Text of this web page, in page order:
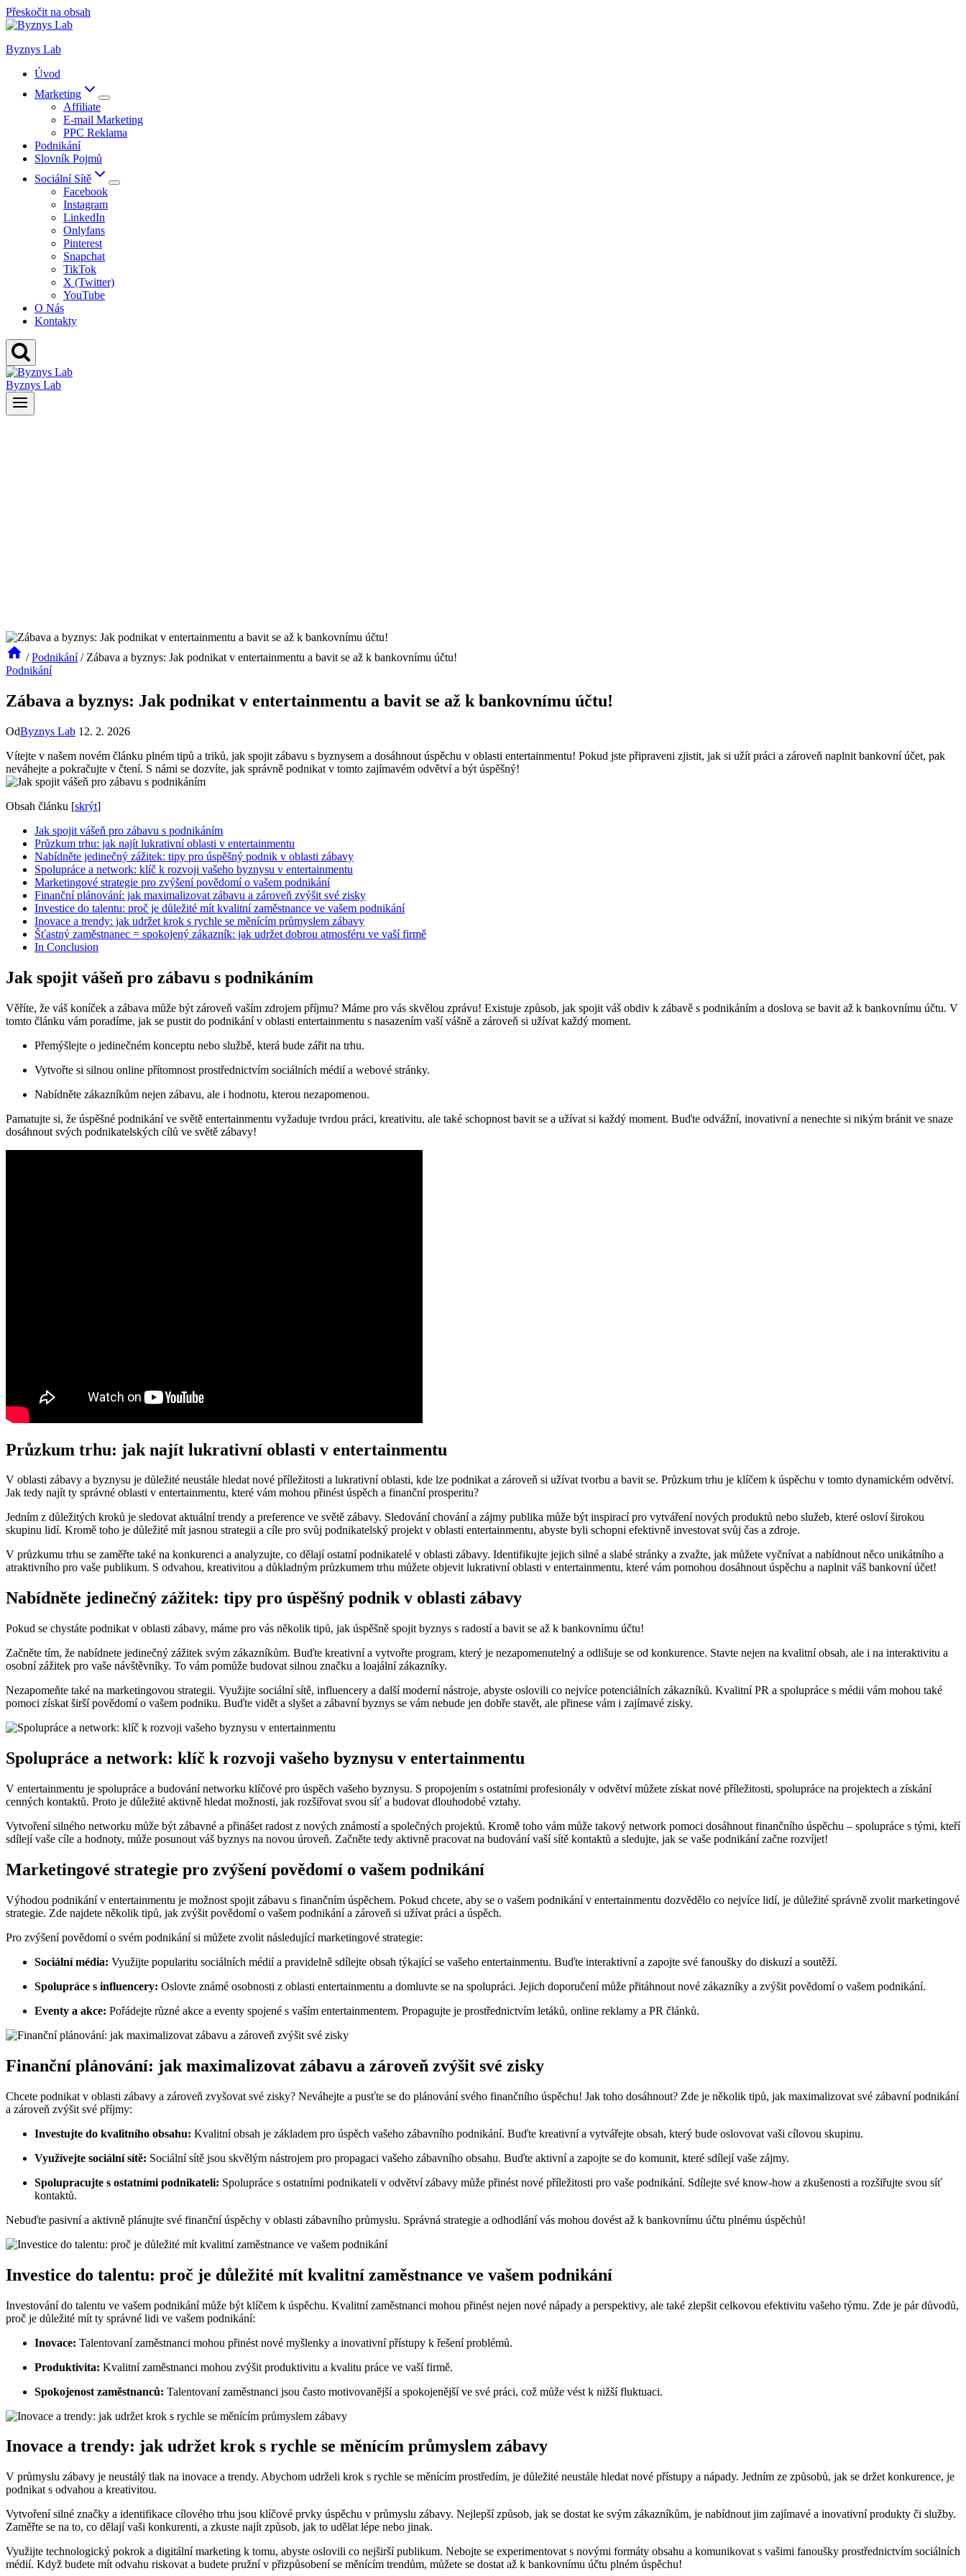
Přeskočit na obsah
Byznys Lab
Úvod
Marketing
Affiliate
E-mail Marketing
PPC Reklama
Podnikání
Slovník Pojmů
Sociální Sítě
Facebook
Instagram
LinkedIn
Onlyfans
Pinterest
Snapchat
TikTok
X (Twitter)
YouTube
O Nás
Kontakty
Byznys Lab
/ Podnikání / Zábava a byznys: Jak podnikat v entertainmentu a bavit se až k bankovnímu účtu!
Podnikání
Zábava a byznys: Jak podnikat v entertainmentu a bavit se až k bankovnímu účtu!
OdByznys Lab 12. 2. 2026
Vítejte v našem novém článku plném tipů a triků, jak spojit zábavu s byznysem a dosáhnout úspěchu v oblasti entertainmentu! Pokud jste připraveni zjistit, jak si užít práci a zároveň naplnit bankovní účet, pak
neváhejte a pokračujte v čtení. S námi se dozvíte, jak správně podnikat v tomto zajímavém odvětví a být úspěšný!
Obsah článku [skrýt]
Jak spojit vášeň pro zábavu s podnikáním
Průzkum trhu: jak najít lukrativní oblasti v entertainmentu
Nabídněte jedinečný zážitek: tipy pro úspěšný podnik v oblasti zábavy
Spolupráce a network: klíč k rozvoji vašeho byznysu v entertainmentu
Marketingové strategie pro zvýšení povědomí o vašem podnikání
Finanční plánování: jak maximalizovat zábavu a zároveň zvýšit své zisky
Investice do talentu: proč je důležité mít kvalitní zaměstnance ve vašem podnikání
Inovace a trendy: jak udržet krok s rychle se měnícím průmyslem zábavy
Šťastný zaměstnanec = spokojený zákazník: jak udržet dobrou atmosféru ve vaší firmě
In Conclusion
Jak spojit vášeň pro zábavu s podnikáním
Věříte, že váš koníček a zábava může být zároveň vaším zdrojem příjmu? Máme pro vás skvělou zprávu! Existuje způsob, jak spojit váš obdiv k zábavě s podnikáním a doslova se bavit až k bankovnímu účtu. V
tomto článku vám poradíme, jak se pustit do podnikání v oblasti entertainmentu s nasazením vaší vášně a zároveň si užívat každý moment.
Přemýšlejte o jedinečném konceptu nebo službě, která bude zářit na trhu.
Vytvořte si silnou online přítomnost prostřednictvím sociálních médií a webové stránky.
Nabídněte zákazníkům nejen zábavu, ale i hodnotu, kterou nezapomenou.
Pamatujte si, že úspěšné podnikání ve světě entertainmentu vyžaduje tvrdou práci, kreativitu, ale také schopnost bavit se a užívat si každý moment. Buďte odvážní, inovativní a nenechte si nikým bránit ve snaze
dosáhnout svých podnikatelských cílů ve světě zábavy!
Průzkum trhu: jak najít lukrativní oblasti v entertainmentu
V oblasti zábavy a byznysu je důležité neustále hledat nové příležitosti a lukrativní oblasti, kde lze podnikat a zároveň si užívat tvorbu a bavit se. Průzkum trhu je klíčem k úspěchu v tomto dynamickém odvětví.
Jak tedy najít ty správné oblasti v entertainmentu, které vám mohou přinést úspěch a finanční prosperitu?
Jedním z důležitých kroků je sledovat aktuální trendy a preference ve světě zábavy. Sledování chování a zájmy publika může být inspirací pro vytváření nových produktů nebo služeb, které osloví širokou
skupinu lidí. Kromě toho je důležité mít jasnou strategii a cíle pro svůj podnikatelský projekt v oblasti entertainmentu, abyste byli schopni efektivně investovat svůj čas a zdroje.
V průzkumu trhu se zaměřte také na konkurenci a analyzujte, co dělají ostatní podnikatelé v oblasti zábavy. Identifikujte jejich silné a slabé stránky a zvažte, jak můžete vyčnívat a nabídnout něco unikátního a
atraktivního pro vaše publikum. S odvahou, kreativitou a důkladným průzkumem trhu můžete objevit lukrativní oblasti v entertainmentu, které vám pomohou dosáhnout úspěchu a naplnit váš bankovní účet!
Nabídněte jedinečný zážitek: tipy pro úspěšný podnik v oblasti zábavy
Pokud se chystáte podnikat v oblasti zábavy, máme pro vás několik tipů, jak úspěšně spojit byznys s radostí a bavit se až k bankovnímu účtu!
Začněte tím, že nabídnete jedinečný zážitek svým zákazníkům. Buďte kreativní a vytvořte program, který je nezapomenutelný a odlišuje se od konkurence. Stavte nejen na kvalitní obsah, ale i na interaktivitu a
osobní zážitek pro vaše návštěvníky. To vám pomůže budovat silnou značku a loajální zákazníky.
Nezapomeňte také na marketingovou strategii. Využijte sociální sítě, influencery a další moderní nástroje, abyste oslovili co nejvíce potenciálních zákazníků. Kvalitní PR a spolupráce s médii vám mohou také
pomoci získat širší povědomí o vašem podniku. Buďte vidět a slyšet a zábavní byznys se vám nebude jen dobře stavět, ale přinese vám i zajímavé zisky.
Spolupráce a network: klíč k rozvoji vašeho byznysu v entertainmentu
V entertainmentu je spolupráce a budování networku klíčové pro úspěch vašeho byznysu. S propojením s ostatními profesionály v odvětví můžete získat nové příležitosti, spolupráce na projektech a získání
cenných kontaktů. Proto je důležité aktivně hledat možnosti, jak rozšiřovat svou síť a budovat dlouhodobé vztahy.
Vytvoření silného networku může být zábavné a přinášet radost z nových známostí a společných projektů. Kromě toho vám může takový network pomoci dosáhnout finančního úspěchu – spolupráce s tými, kteří
sdílejí vaše cíle a hodnoty, může posunout váš byznys na novou úroveň. Začněte tedy aktivně pracovat na budování vaší sítě kontaktů a sledujte, jak se vaše podnikání začne rozvíjet!
Marketingové strategie pro zvýšení povědomí o vašem podnikání
Výhodou podnikání v entertainmentu je možnost spojit zábavu s finančním úspěchem. Pokud chcete, aby se o vašem podnikání v entertainmentu dozvědělo co nejvíce lidí, je důležité správně zvolit marketingové
strategie. Zde najdete několik tipů, jak zvýšit povědomí o vašem podnikání a zároveň si užívat práci a úspěch.
Pro zvýšení povědomí o svém podnikání si můžete zvolit následující marketingové strategie:
Sociální média: Využijte popularitu sociálních médií a pravidelně sdílejte obsah týkající se vašeho entertainmentu. Buďte interaktivní a zapojte své fanoušky do diskuzí a soutěží.
Spolupráce s influencery: Oslovte známé osobnosti z oblasti entertainmentu a domluvte se na spolupráci. Jejich doporučení může přitáhnout nové zákazníky a zvýšit povědomí o vašem podnikání.
Eventy a akce: Pořádejte různé akce a eventy spojené s vaším entertainmentem. Propagujte je prostřednictvím letáků, online reklamy a PR článků.
Finanční plánování: jak maximalizovat zábavu a zároveň zvýšit své zisky
Chcete podnikat v oblasti zábavy a zároveň zvyšovat své zisky? Neváhejte a pusťte se do plánování svého finančního úspěchu! Jak toho dosáhnout? Zde je několik tipů, jak maximalizovat své zábavní podnikání
a zároveň zvýšit své příjmy:
Investujte do kvalitního obsahu: Kvalitní obsah je základem pro úspěch vašeho zábavního podnikání. Buďte kreativní a vytvářejte obsah, který bude oslovovat vaši cílovou skupinu.
Využívejte sociální sítě: Sociální sítě jsou skvělým nástrojem pro propagaci vašeho zábavního obsahu. Buďte aktivní a zapojte se do komunit, které sdílejí vaše zájmy.
Spolupracujte s ostatními podnikateli: Spolupráce s ostatními podnikateli v odvětví zábavy může přinést nové příležitosti pro vaše podnikání. Sdílejte své know-how a zkušenosti a rozšiřujte svou síť
kontaktů.
Nebuďte pasivní a aktivně plánujte své finanční úspěchy v oblasti zábavního průmyslu. Správná strategie a odhodlání vás mohou dovést až k bankovnímu účtu plnému úspěchů!
Investice do talentu: proč je důležité mít kvalitní zaměstnance ve vašem podnikání
Investování do talentu ve vašem podnikání může být klíčem k úspěchu. Kvalitní zaměstnanci mohou přinést nejen nové nápady a perspektivy, ale také zlepšit celkovou efektivitu vašeho týmu. Zde je pár důvodů,
proč je důležité mít ty správné lidi ve vašem podnikání:
Inovace: Talentovaní zaměstnanci mohou přinést nové myšlenky a inovativní přístupy k řešení problémů.
Produktivita: Kvalitní zaměstnanci mohou zvýšit produktivitu a kvalitu práce ve vaší firmě.
Spokojenost zaměstnanců: Talentovaní zaměstnanci jsou často motivovanější a spokojenější ve své práci, což může vést k nižší fluktuaci.
Inovace a trendy: jak udržet krok s rychle se měnícím průmyslem zábavy
V průmyslu zábavy je neustálý tlak na inovace a trendy. Abychom udrželi krok s rychle se měnícím prostředím, je důležité neustále hledat nové přístupy a nápady. Jedním ze způsobů, jak se držet konkurence, je
podnikat s odvahou a kreativitou.
Vytvoření silné značky a identifikace cílového trhu jsou klíčové prvky úspěchu v průmyslu zábavy. Nejlepší způsob, jak se dostat ke svým zákazníkům, je nabídnout jim zajímavé a inovativní produkty či služby.
Zaměřte se na to, co dělají vaši konkurenti, a zkuste najít způsob, jak to udělat lépe nebo jinak.
Využijte technologický pokrok a digitální marketing k tomu, abyste oslovili co nejširší publikum. Nebojte se experimentovat s novými formáty obsahu a komunikovat s vašimi fanoušky prostřednictvím sociálních
médií. Když budete mít odvahu riskovat a budete pružní v přizpůsobení se měnícím trendům, můžete se dostat až k bankovnímu účtu plném úspěchu!